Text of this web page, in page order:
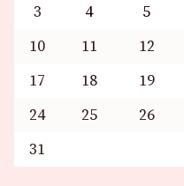
3
4 5
10
11 12
17
18 19
24
25 26
31